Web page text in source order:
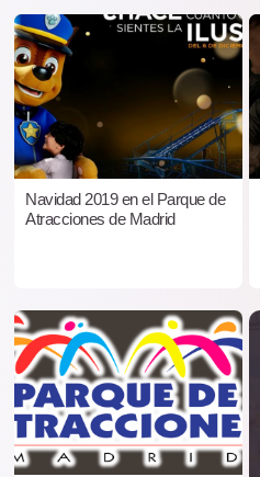
Navidad 2019 en el Parque de
Atracciones de Madrid